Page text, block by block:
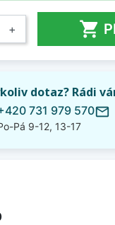
+ 
dotaz? Rádi
731 979 570
Pá 9-12, 13-17
mail_outline